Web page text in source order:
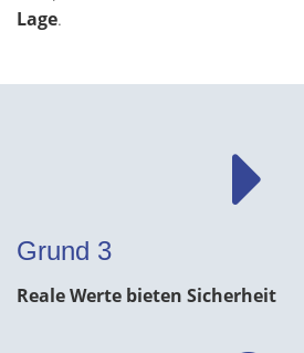
Lage.
Grund 3
Reale Werte bieten Sicherheit